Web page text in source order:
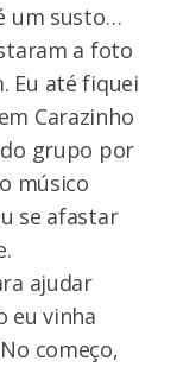
um susto…
a foto
Eu até fiquei
Carazinho
grupo por
músico
se afastar
ajudar
eu vinha
começo,